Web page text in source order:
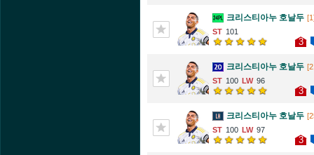
크리스티아누 호날두
101
3
크리스티아누 호날두
100
96
3
크리스티아누 호날두
100
97
3